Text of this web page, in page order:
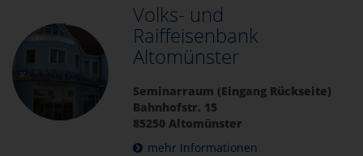
Volks- und
Raiffeisenbank
Altomünster
Seminarraum (Eingang Rückseite)
Bahnhofstr. 15
85250 Altomünster
mehr Informationen